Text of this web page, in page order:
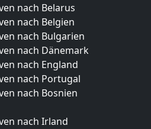
nach Belarus
nach Belgien
nach Bulgarien
nach Dänemark
nach England
nach Portugal
nach Bosnien
nach Irland